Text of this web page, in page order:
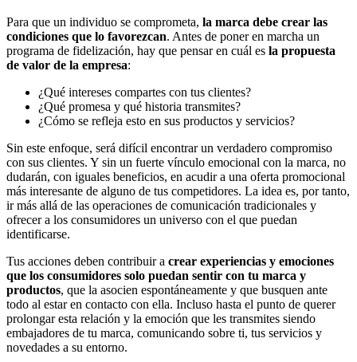
Para que un individuo se comprometa, la marca debe crear las
condiciones que lo favorezcan. Antes de poner en marcha un
programa de fidelización, hay que pensar en cuál es la propuesta
de valor de la empresa:
¿Qué intereses compartes con tus clientes?
¿Qué promesa y qué historia transmites?
¿Cómo se refleja esto en sus productos y servicios?
Sin este enfoque, será difícil encontrar un verdadero compromiso
con sus clientes. Y sin un fuerte vínculo emocional con la marca, no
dudarán, con iguales beneficios, en acudir a una oferta promocional
más interesante de alguno de tus competidores. La idea es, por tanto,
ir más allá de las operaciones de comunicación tradicionales y
ofrecer a los consumidores un universo con el que puedan
identificarse.
Tus acciones deben contribuir a crear experiencias y emociones
que los consumidores solo puedan sentir con tu marca y
productos, que la asocien espontáneamente y que busquen ante
todo al estar en contacto con ella. Incluso hasta el punto de querer
prolongar esta relación y la emoción que les transmites siendo
embajadores de tu marca, comunicando sobre ti, tus servicios y
novedades a su entorno.